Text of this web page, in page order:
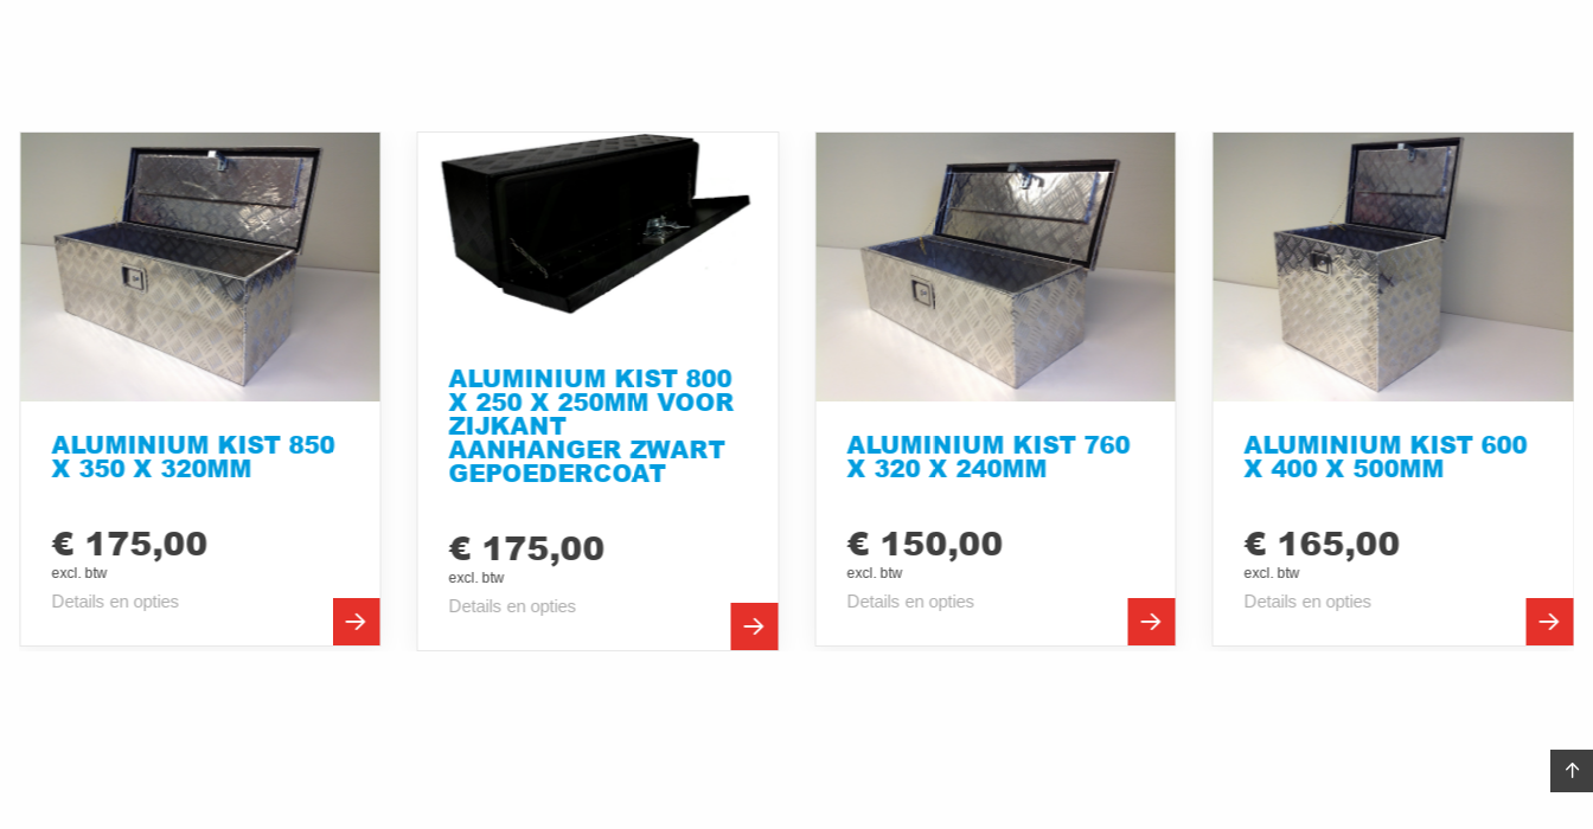
ALUMINIUM KIST 850
X 350 X 320MM
€ 175,00
excl. btw
Details en opties
ALUMINIUM KIST 800
X 250 X 250MM VOOR
ZIJKANT
AANHANGER ZWART
GEPOEDERCOAT
€ 175,00
excl. btw
Details en opties
ALUMINIUM KIST 760
X 320 X 240MM
€ 150,00
excl. btw
Details en opties
ALUMINIUM KIST 600
X 400 X 500MM
€ 165,00
excl. btw
Details en opties